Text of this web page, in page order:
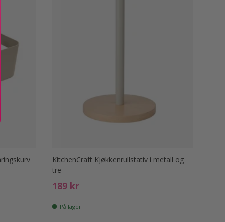
KitchenCraft Kjøkkenrullstativ i metall og
tre
Ord. pris
189 kr
På lager